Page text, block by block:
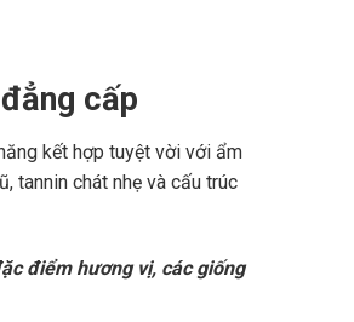
cấp
kết hợp tuyệt vời với ẩm
tannin chát nhẹ và cấu trúc
điểm hương vị, các giống